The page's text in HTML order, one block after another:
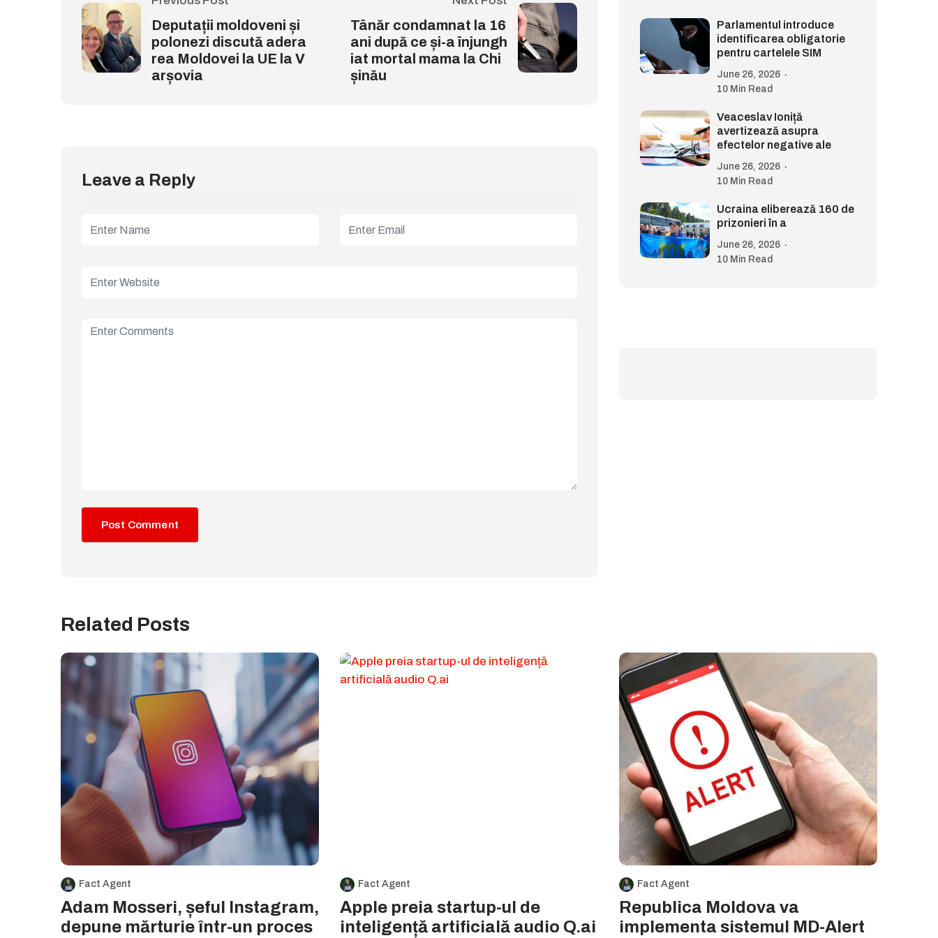
Deputații moldoveni și
polonezi discută adera
rea Moldovei la UE la V
arșovia
Tânăr condamnat la 16
ani după ce și-a înjungh
iat mortal mama la Chi
șinău
Leave a Reply
Parlamentul introduce
identificarea obligatorie
pentru cartelele SIM
June 26, 2026
10 Min Read
Veaceslav Ioniță
avertizează asupra
efectelor negative ale
June 26, 2026
10 Min Read
Ucraina eliberează 160 de
prizonieri în a
June 26, 2026
10 Min Read
Related Posts
Fact Agent
Adam Mosseri, șeful Instagram,
depune mărturie într-un proces
Fact Agent
Apple preia startup-ul de
inteligență artificială audio Q.ai
Fact Agent
Republica Moldova va
implementa sistemul MD-Alert